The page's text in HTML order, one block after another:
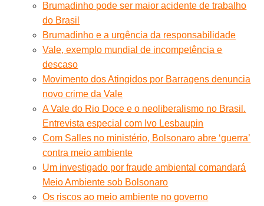
Brumadinho pode ser maior acidente de trabalho
do Brasil
Brumadinho e a urgência da responsabilidade
Vale, exemplo mundial de incompetência e
descaso
Movimento dos Atingidos por Barragens denuncia
novo crime da Vale
A Vale do Rio Doce e o neoliberalismo no Brasil.
Entrevista especial com Ivo Lesbaupin
Com Salles no ministério, Bolsonaro abre ‘guerra’
contra meio ambiente
Um investigado por fraude ambiental comandará
Meio Ambiente sob Bolsonaro
Os riscos ao meio ambiente no governo